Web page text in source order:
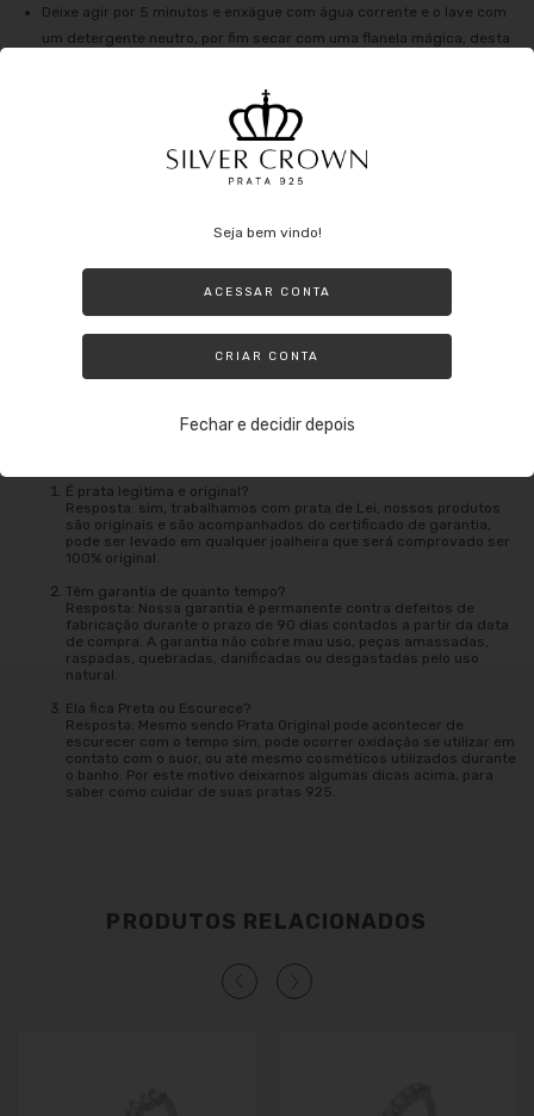
Deixe agir por 5 minutos e enxágue com água corrente e o lave com
um detergente neutro, por fim secar com uma flanela mágica, desta
O que se evitar no dia a dia com a prata:
uso de produtos nocivos (principalmente alvejante) ou até mesmo nadar
Outros agentes que podem danificar: tintas de cabelo, perfumes e até
mesmo suor o qual oxida a peça e utilizar a jóia durante o banho.
É prata legitima e original?
Resposta: sim, trabalhamos com prata de Lei, nossos produtos
são originais e são acompanhados do certificado de garantia,
pode ser levado em qualquer joalheira que será comprovado ser
100% original.
Têm garantia de quanto tempo?
Resposta: Nossa garantia é permanente contra defeitos de
fabricação durante o prazo de 90 dias contados a partir da data
de compra. A garantia não cobre mau uso, peças amassadas,
raspadas, quebradas, danificadas ou desgastadas pelo uso
natural.
Ela fica Preta ou Escurece?
Resposta: Mesmo sendo Prata Original pode acontecer de
escurecer com o tempo sim, pode ocorrer oxidação se utilizar em
contato com o suor, ou até mesmo cosméticos utilizados durante
o banho. Por este motivo deixamos algumas dicas acima, para
saber como cuidar de suas pratas 925.
PRODUTOS RELACIONADOS
Seja bem vindo!
ACESSAR CONTA
CRIAR CONTA
Fechar e decidir depois